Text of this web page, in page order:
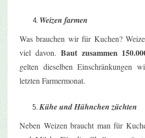
Weizen farmen
Was brauchen wir für Kuchen?
viel davon. Baut zusammen
gelten dieselben Einschränkungen
letzten Farmermonat.
Kühe und Hühnchen züchten
Neben Weizen braucht man für